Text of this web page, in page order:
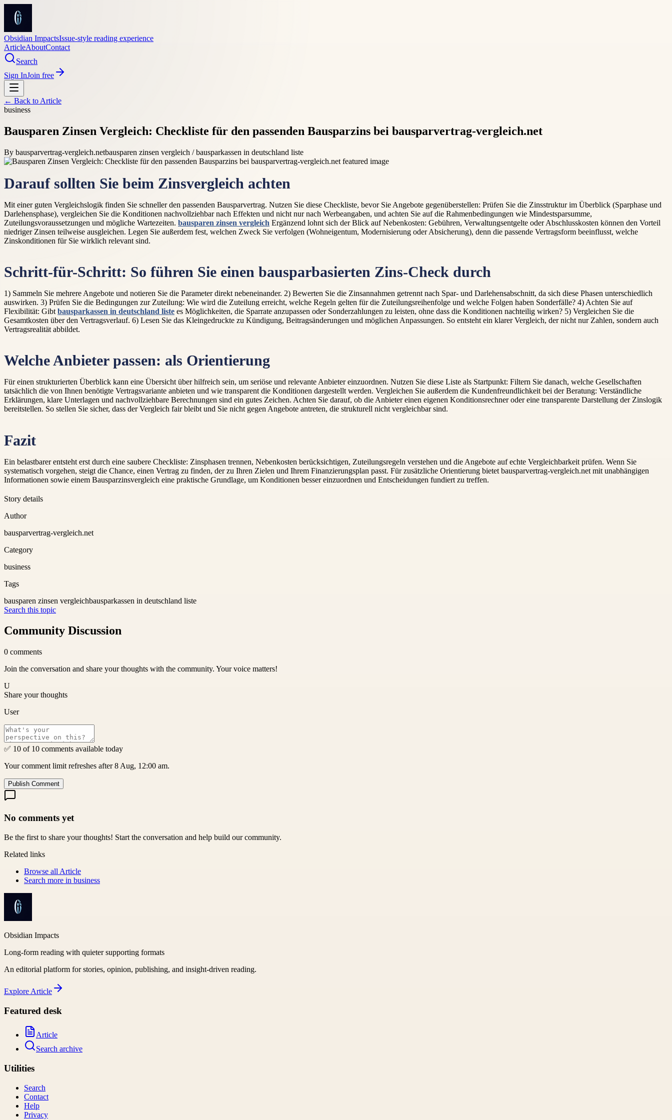
Obsidian ImpactsIssue-style reading experience
ArticleAboutContact
Search
Sign InJoin free
← Back to Article
business
Bausparen Zinsen Vergleich: Checkliste für den passenden Bausparzins bei bausparvertrag-vergleich.net
By bausparvertrag-vergleich.netbausparen zinsen vergleich / bausparkassen in deutschland liste
Darauf sollten Sie beim Zinsvergleich achten
Mit einer guten Vergleichslogik finden Sie schneller den passenden Bausparvertrag. Nutzen Sie diese Checkliste, bevor Sie Angebote gegenüberstellen: Prüfen Sie die Zinsstruktur im Überblick (Sparphase und
Darlehensphase), vergleichen Sie die Konditionen nachvollziehbar nach Effekten und nicht nur nach Werbeangaben, und achten Sie auf die Rahmenbedingungen wie Mindestsparsumme,
Zuteilungsvoraussetzungen und mögliche Wartezeiten. bausparen zinsen vergleich Ergänzend lohnt sich der Blick auf Nebenkosten: Gebühren, Verwaltungsentgelte oder Abschlusskosten können den Vorteil
niedriger Zinsen teilweise ausgleichen. Legen Sie außerdem fest, welchen Zweck Sie verfolgen (Wohneigentum, Modernisierung oder Absicherung), denn die passende Vertragsform beeinflusst, welche
Zinskonditionen für Sie wirklich relevant sind.
Schritt-für-Schritt: So führen Sie einen bausparbasierten Zins-Check durch
1) Sammeln Sie mehrere Angebote und notieren Sie die Parameter direkt nebeneinander. 2) Bewerten Sie die Zinsannahmen getrennt nach Spar- und Darlehensabschnitt, da sich diese Phasen unterschiedlich
auswirken. 3) Prüfen Sie die Bedingungen zur Zuteilung: Wie wird die Zuteilung erreicht, welche Regeln gelten für die Zuteilungsreihenfolge und welche Folgen haben Sonderfälle? 4) Achten Sie auf
Flexibilität: Gibt bausparkassen in deutschland liste es Möglichkeiten, die Sparrate anzupassen oder Sonderzahlungen zu leisten, ohne dass die Konditionen nachteilig wirken? 5) Vergleichen Sie die
Gesamtkosten über den Vertragsverlauf. 6) Lesen Sie das Kleingedruckte zu Kündigung, Beitragsänderungen und möglichen Anpassungen. So entsteht ein klarer Vergleich, der nicht nur Zahlen, sondern auch
Vertragsrealität abbildet.
Welche Anbieter passen: als Orientierung
Für einen strukturierten Überblick kann eine Übersicht über hilfreich sein, um seriöse und relevante Anbieter einzuordnen. Nutzen Sie diese Liste als Startpunkt: Filtern Sie danach, welche Gesellschaften
tatsächlich die von Ihnen benötigte Vertragsvariante anbieten und wie transparent die Konditionen dargestellt werden. Vergleichen Sie außerdem die Kundenfreundlichkeit bei der Beratung: Verständliche
Erklärungen, klare Unterlagen und nachvollziehbare Berechnungen sind ein gutes Zeichen. Achten Sie darauf, ob die Anbieter einen eigenen Konditionsrechner oder eine transparente Darstellung der Zinslogik
bereitstellen. So stellen Sie sicher, dass der Vergleich fair bleibt und Sie nicht gegen Angebote antreten, die strukturell nicht vergleichbar sind.
Fazit
Ein belastbarer entsteht erst durch eine saubere Checkliste: Zinsphasen trennen, Nebenkosten berücksichtigen, Zuteilungsregeln verstehen und die Angebote auf echte Vergleichbarkeit prüfen. Wenn Sie
systematisch vorgehen, steigt die Chance, einen Vertrag zu finden, der zu Ihren Zielen und Ihrem Finanzierungsplan passt. Für zusätzliche Orientierung bietet bausparvertrag-vergleich.net mit unabhängigen
Informationen sowie einem Bausparzinsvergleich eine praktische Grundlage, um Konditionen besser einzuordnen und Entscheidungen fundiert zu treffen.
Story details
Author
bausparvertrag-vergleich.net
Category
business
Tags
bausparen zinsen vergleichbausparkassen in deutschland liste
Search this topic
Community Discussion
0 comments
Join the conversation and share your thoughts with the community. Your voice matters!
U
Share your thoughts
User
✅ 10 of 10 comments available today
Your comment limit refreshes after 8 Aug, 12:00 am.
Publish Comment
No comments yet
Be the first to share your thoughts! Start the conversation and help build our community.
Related links
Browse all Article
Search more in business
Obsidian Impacts
Long-form reading with quieter supporting formats
An editorial platform for stories, opinion, publishing, and insight-driven reading.
Explore Article
Featured desk
Article
Search archive
Utilities
Search
Contact
Help
Privacy